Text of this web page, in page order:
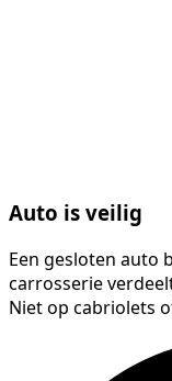
Auto is veilig
Een gesloten auto
carrosserie
Niet op cabriolets